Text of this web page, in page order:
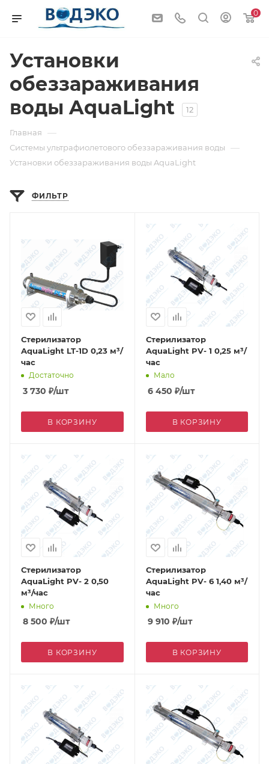
0
Установки
обеззараживания
воды AquaLight
12
Главная —
Системы ультрафиолетового обеззараживания воды —
Установки обеззараживания воды AquaLight
ФИЛЬТР
Стерилизатор
AquaLight LT-1D 0,23 м³/
час
Достаточно
3 730 ₽/шт
В КОРЗИНУ
Стерилизатор
AquaLight PV- 1 0,25 м³/
час
Мало
6 450 ₽/шт
В КОРЗИНУ
Стерилизатор
AquaLight PV- 2 0,50
м³/час
Много
8 500 ₽/шт
В КОРЗИНУ
Стерилизатор
AquaLight PV- 6 1,40 м³/
час
Много
9 910 ₽/шт
В КОРЗИНУ